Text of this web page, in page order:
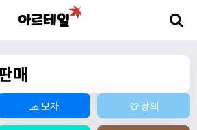
매
🧢 모자 👕 상의